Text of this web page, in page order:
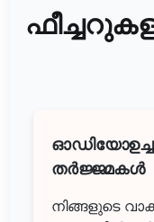
തർജ്ജമകൾ
നിങ്ങളുടെ